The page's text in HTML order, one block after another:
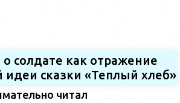
о солдате как отражение
идеи сказки «Теплый хлеб»
читал